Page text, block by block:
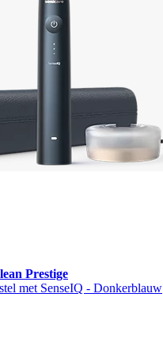
Prestige
met SenseIQ - Donkerblauw